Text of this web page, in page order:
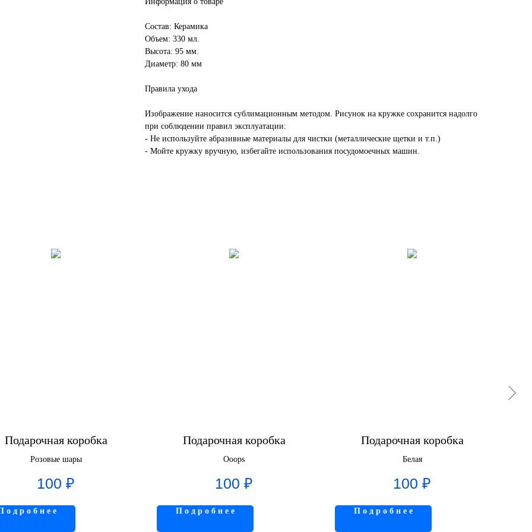
Состав: Керамика
Объем: 330 мл.
Высота: 95 мм.
Диаметр: 80 мм
Правила ухода
Изображение наносится сублимационным методом. Рисунок на кружке сохранится надолго
при соблюдении правил эксплуатации:
- Не используйте абразивные материалы для чистки (металлические щетки и т.п.)
- Мойте кружку вручную, избегайте использования посудомоечных машин.
Подарочная коробка
Розовые шары
100 ₽
о д р о б н е е
Подарочная коробка
Ooops
100 ₽
П о д р о б н е е
Подарочная коробка
Белая
100 ₽
П о д р о б н е е